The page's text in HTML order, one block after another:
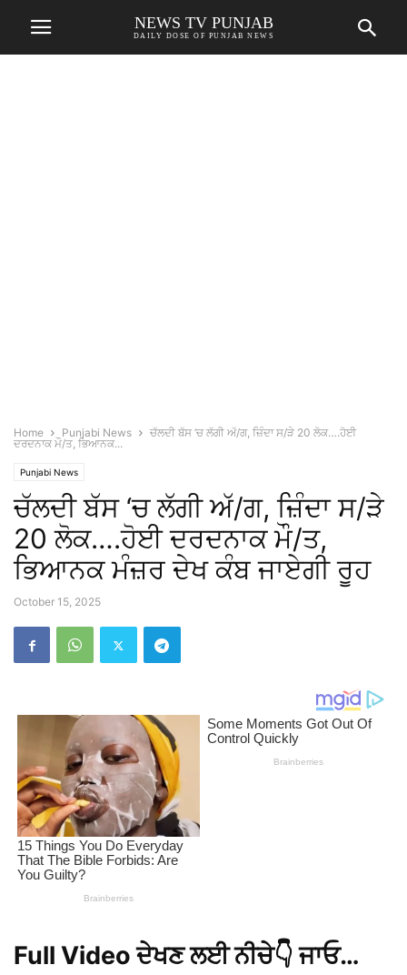
NEWS TV PUNJAB
DAILY DOSE OF PUNJAB NEWS
Home Punjabi News
ਚੱਲਦੀ ਬੱਸ ‘ਚ ਲੱਗੀ ਅੱ/ਗ, ਜ਼ਿੰਦਾ ਸ/ੜੇ 20 ਲੋਕ….ਹੋਈ
ਦਰਦਨਾਕ ਮੌ/ਤ, ਭਿਆਨਕ...
Punjabi News
ਚੱਲਦੀ ਬੱਸ ‘ਚ ਲੱਗੀ ਅੱ/ਗ, ਜ਼ਿੰਦਾ ਸ/ੜੇ
20 ਲੋਕ….ਹੋਈ ਦਰਦਨਾਕ ਮੌ/ਤ,
ਭਿਆਨਕ ਮੰਜ਼ਰ ਦੇਖ ਕੰਬ ਜਾਏਗੀ ਰੂਹ
October 15, 2025
Full Video ਦੇਖਣ ਲਈ ਨੀਚੇ👇 ਜਾਓ…